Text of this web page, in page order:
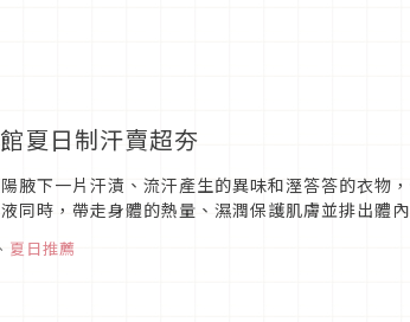
夏日制汗賣超夯
腋下一片汗漬、流汗產生的異味和溼答答的衣物
同時，帶走身體的熱量、濕潤保護肌膚並排出體
夏日推薦